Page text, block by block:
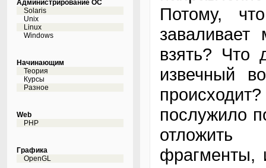
Администрирование ОС
Solaris
Unix
Linux
Windows
Начинающим
Теория
Курсы
Разное
Web
PHP
Графика
OpenGL
Потому,
взять? Что
извечный
послужило
отложить
фрагменты,